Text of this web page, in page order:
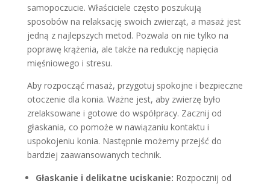
samopoczucie. Właściciele często poszukują
sposobów na relaksację swoich zwierząt, a masaż jest
jedną z najlepszych metod. Pozwala on nie tylko na
poprawę krążenia, ale także na redukcję napięcia
mięśniowego i stresu.
Aby rozpocząć masaż, przygotuj spokojne i bezpieczne
otoczenie dla konia. Ważne jest, aby zwierzę było
zrelaksowane i gotowe do współpracy. Zacznij od
głaskania, co pomoże w nawiązaniu kontaktu i
uspokojeniu konia. Następnie możemy przejść do
bardziej zaawansowanych technik.
Głaskanie i delikatne uciskanie: Rozpocznij od